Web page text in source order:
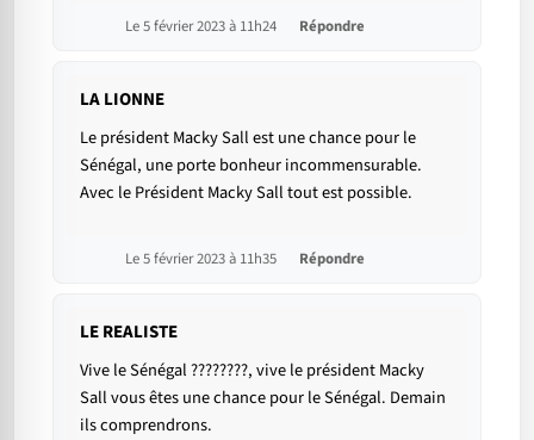
Le 5 février 2023 à 11h24 Répondre
LA LIONNE
Le président Macky Sall est une chance pour le
Sénégal, une porte bonheur incommensurable.
Avec le Président Macky Sall tout est possible.
Le 5 février 2023 à 11h35 Répondre
LE REALISTE
Vive le Sénégal ????????, vive le président Macky
Sall vous êtes une chance pour le Sénégal. Demain
ils comprendrons.